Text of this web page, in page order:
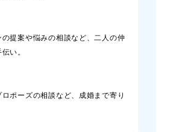
提案や悩みの相談など、二人の仲
い。
ポーズの相談など、成婚まで寄り